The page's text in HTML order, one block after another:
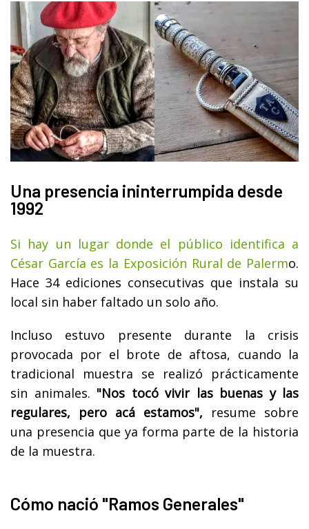
Una presencia ininterrumpida desde
1992
Si hay un lugar donde el público identifica a
César García es la Exposición Rural de Palermo.
Hace 34 ediciones consecutivas que instala su
local sin haber faltado un solo año.
Incluso estuvo presente durante la crisis
provocada por el brote de aftosa, cuando la
tradicional muestra se realizó prácticamente
sin animales. "Nos tocó vivir las buenas y las
regulares, pero acá estamos", resume sobre
una presencia que ya forma parte de la historia
de la muestra.
Cómo nació "Ramos Generales"